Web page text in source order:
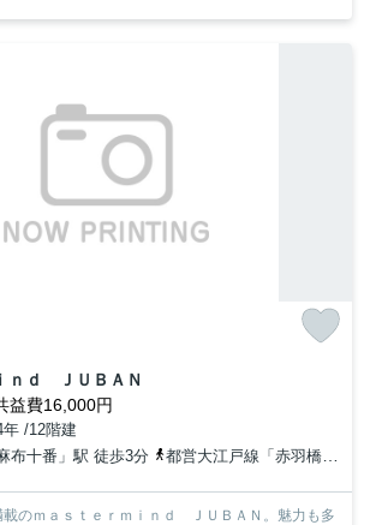
ｎｄ ＪＵＢＡＮ
益費16,000円
/12階建
布十番」駅 徒歩3分
都営大江戸線「赤羽橋」駅 徒歩6分
載のｍａｓｔｅｒｍｉｎｄ ＪＵＢＡＮ。魅力も多